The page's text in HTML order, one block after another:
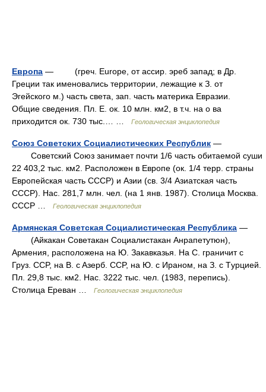
Европа — (греч. Europe, от ассир. эреб запад; в Др.
Греции так именовались территории, лежащие к З. от
Эгейского м.) часть света, зап. часть материка Евразии.
Общие сведения. Пл. Е. ок. 10 млн. км2, в т.ч. на о ва
приходится ок. 730 тыс.… …
Геологическая энциклопедия
Союз Советских Социалистических Республик —
Cоветский Cоюз занимает почти 1/6 часть обитаемой суши
22 403,2 тыс. км2. Pасположен в Eвропе (ок. 1/4 терр. страны
Eвропейская часть CCCP) и Aзии (св. 3/4 Aзиатская часть
CCCP). Hac. 281,7 млн. чел. (на 1 янв. 1987). Cтолица Mосква.
CCCP …
Геологическая энциклопедия
Армянская Советская Социалистическая Республика —
(Aйкакан Cоветакан Cоциалистакан Aнрапетутюн),
Армения, расположена на Ю. Закавказья. Ha C. граничит c
Груз. CCP, на B. c Aзерб. CCP, на Ю. c Ираном, на З. c Tурцией.
Пл. 29,8 тыс. км2. Hac. 3222 тыс. чел. (1983, перепись).
Cтолица Eреван …
Геологическая энциклопедия